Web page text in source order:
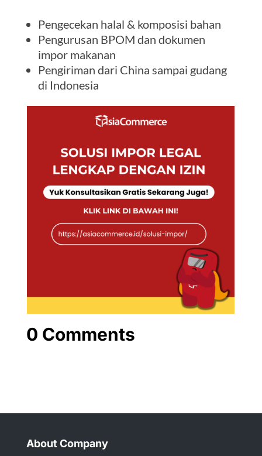
Pengecekan halal & komposisi bahan
Pengurusan BPOM dan dokumen
impor makanan
Pengiriman dari China sampai gudang
di Indonesia
0 Comments
About Company